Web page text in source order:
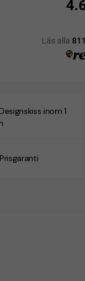
Designskiss inom 1
h
Prisgaranti